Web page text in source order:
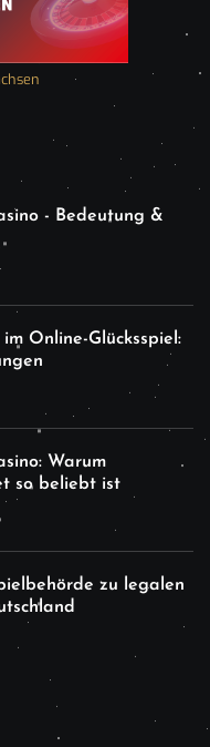
- Bedeutung &
Online-Glücksspiel:
Warum
so beliebt ist
zu legalen